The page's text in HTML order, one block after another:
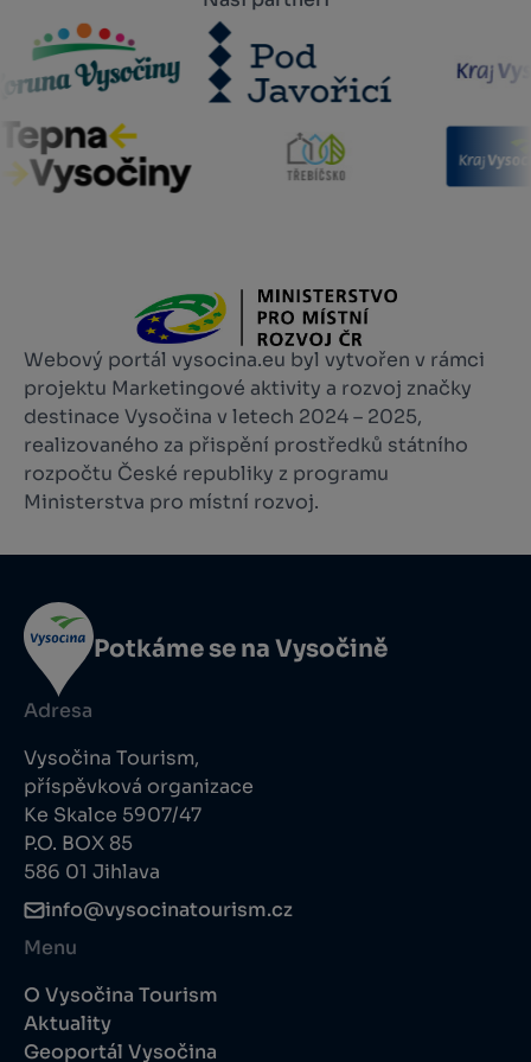
Webový portál vysocina.eu byl vytvořen v rámci
projektu Marketingové aktivity a rozvoj značky
destinace Vysočina v letech 2024 – 2025,
realizovaného za přispění prostředků státního
rozpočtu České republiky z programu
Ministerstva pro místní rozvoj.
Potkáme se na Vysočině
Adresa
Vysočina Tourism,
příspěvková organizace
Ke Skalce 5907/47
P.O. BOX 85
586 01 Jihlava
info@vysocinatourism.cz
Menu
O Vysočina Tourism
Aktuality
Geoportál Vysočina